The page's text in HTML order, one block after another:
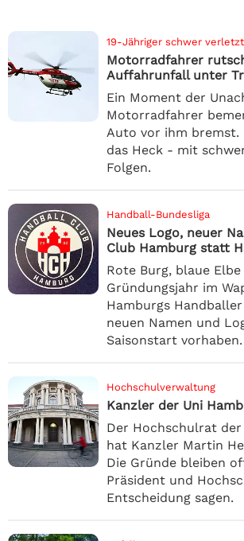
19-Jähriger schwer verletzt
Motorradfahrer
Auffahrunfall unter
Ein Moment der
Motorradfahrer
Auto vor ihm bremst.
das Heck - mit
Folgen.
Handball-Bundesliga
Neues Logo, neuer
Club Hamburg statt
Rote Burg, blaue
Gründungsjahr im
Hamburgs
neuen Namen und
Saisonstart vorhaben.
Hochschulverwaltung
Kanzler der Uni
Der Hochschulrat
hat Kanzler Martin
Die Gründe bleiben
Präsident und
Entscheidung sagen.